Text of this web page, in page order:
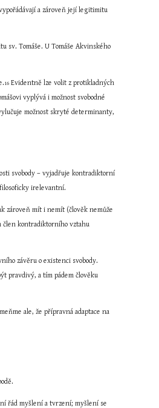
a zároveň její legitimitu
sv. Tomáše. U Tomáše Akvinského
16 Evidentně lze volit z protikladných
vyplývá i možnost svobodné
možnost skryté determinanty,
svobody – vyjadřuje kontradiktorní
filosoficky irelevantní.
zároveň mít i nemít (člověk nemůže
člen kontradiktorního vztahu
závěru o existenci svobody.
pravdivý, a tím pádem člověku
ale, že přípravná adaptace na
řád myšlení a tvrzení; myšlení se